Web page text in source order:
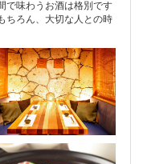
で味わうお酒は格別です
ちろん、大切な人との時